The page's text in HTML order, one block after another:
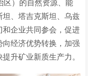
区）的自然资源、能
、塔吉克斯坦、乌兹
企业共同参会，促进
经济优势转换，加强
升矿业新质生产力。